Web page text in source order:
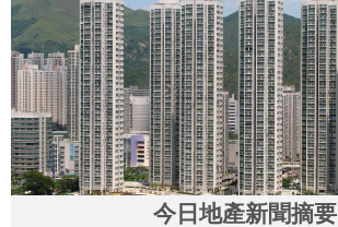
今日地產新聞摘要